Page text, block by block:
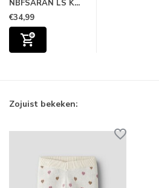
NBFSARAN LS K...
€34,99
Zojuist bekeken: